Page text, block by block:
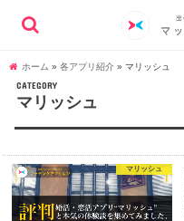
ホーム » 各アプリ紹介 » マリッシュ
CATEGORY
マリッシュ
マリッシュ